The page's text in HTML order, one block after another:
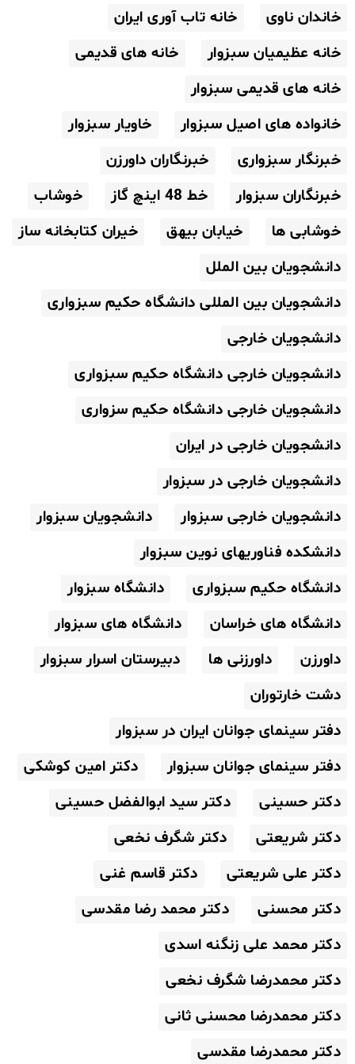
خاندان ناوی
خانه تاب آوری ایران
خانه عظیمیان سبزوار
خانه های قدیمی
خانه های قدیمی سبزوار
خانواده های اصیل سبزوار
خاویار سبزوار
خبرنگار سبزواری
خبرنگاران داورزن
خبرنگاران سبزوار
خط 48 اینچ گاز
خوشاب
خوشابی ها
خیابان بیهق
خیران کتابخانه ساز
دانشجویان بین الملل
دانشجویان بین المللی دانشگاه حکیم سبزواری
دانشجویان خارجی
دانشجویان خارجی دانشگاه حکیم سبزواری
دانشجویان خارجی دانشگاه حکیم سزواری
دانشجویان خارجی در ایران
دانشجویان خارجی در سبزوار
دانشجویان خارجی سبزوار
دانشجویان سبزوار
دانشکده فناوریهای نوین سبزوار
دانشگاه حکیم سبزواری
دانشگاه سبزوار
دانشگاه های خراسان
دانشگاه های سبزوار
داورزن
داورزنی ها
دبیرستان اسرار سبزوار
دشت خارتوران
دفتر سینمای جوانان ایران در سبزوار
دفتر سینمای جوانان سبزوار
دکتر امین کوشکی
دکتر حسینی
دکتر سید ابوالفضل حسینی
دکتر شریعتی
دکتر شگرف نخعی
دکتر علی شریعتی
دکتر قاسم غنی
دکتر محسنی
دکتر محمد رضا مقدسی
دکتر محمد علی زنگنه اسدی
دکتر محمدرضا شگرف نخعی
دکتر محمدرضا محسنی ثانی
دکتر محمدرضا مقدسی